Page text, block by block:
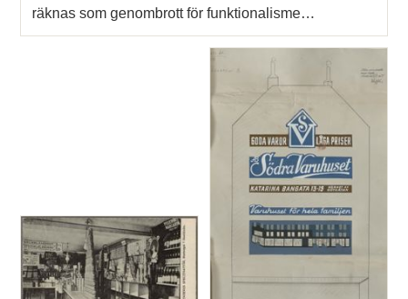
räknas som genombrott för funktionalisme…